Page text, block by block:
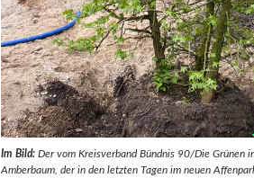
Im Bild: Der vom Kreisverband Bündnis 90/Die Grünen
Amberbaum, der in den letzten Tagen im neuen